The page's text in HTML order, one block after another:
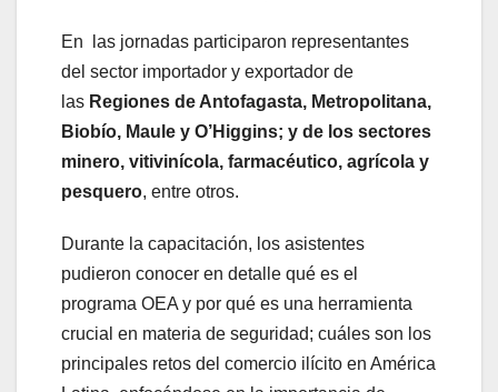
En las jornadas participaron representantes
del sector importador y exportador de
las Regiones de Antofagasta, Metropolitana,
Biobío, Maule y O’Higgins; y de los sectores
minero, vitivinícola, farmacéutico, agrícola y
pesquero, entre otros.
Durante la capacitación, los asistentes
pudieron conocer en detalle qué es el
programa OEA y por qué es una herramienta
crucial en materia de seguridad; cuáles son los
principales retos del comercio ilícito en América